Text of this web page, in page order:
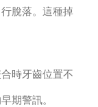
脫落。這種掉
時牙齒位置不
期警訊。